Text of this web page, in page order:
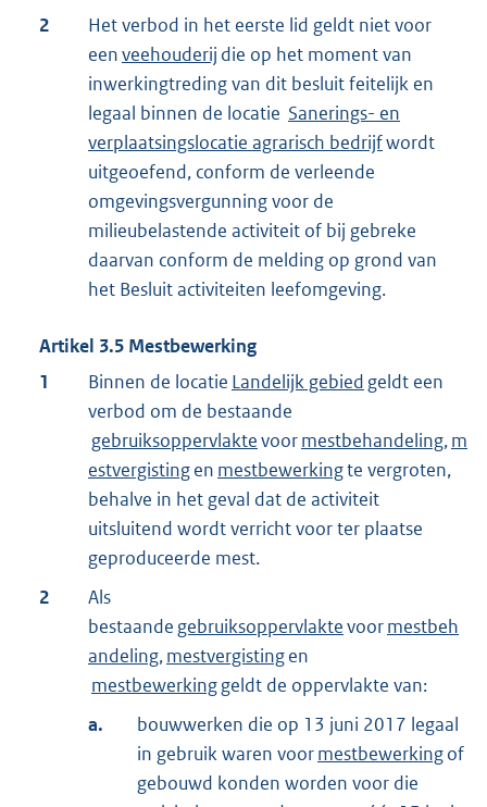
2
Het verbod in het eerste lid geldt niet voor
eenveehouderij die op het moment van
inwerkingtreding van dit besluit feitelijk en
legaal binnen de locatie Sanerings- en
verplaatsingslocatie agrarisch bedrijfwordt
uitgeoefend, conform de verleende
omgevingsvergunning voor de
milieubelastende activiteit of bij gebreke
daarvan conform de melding op grond van
het Besluit activiteiten leefomgeving.
Artikel 3.5 Mestbewerking
1
Binnen de locatie Landelijk gebied geldt een
verbod om de bestaande
gebruiksoppervlaktevoormestbehandeling,m
estvergistingen mestbewerkingte vergroten,
behalve in het geval dat de activiteit
uitsluitend wordt verricht voor ter plaatse
geproduceerde mest.
2
Als
bestaande gebruiksoppervlaktevoormestbeh
andeling,mestvergistingen
mestbewerkinggeldt de oppervlakte van:
a.
bouwwerken die op 13 juni 2017 legaal
in gebruik waren voormestbewerkingof
gebouwd konden worden voor die